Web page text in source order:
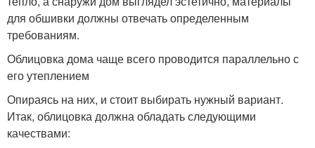
для обшивки должны отвечать определенным
требованиям.
Облицовка дома чаще всего проводится параллельно с
его утеплением
Опираясь на них, и стоит выбирать нужный вариант.
Итак, облицовка должна обладать следующими
качествами: